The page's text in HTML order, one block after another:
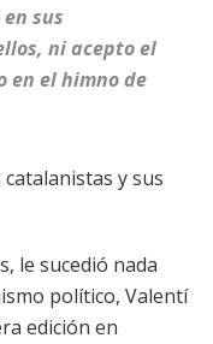
sus
ni acepto el
en el himno de
y sus
le sucedió nada
político, Valentí
edición en